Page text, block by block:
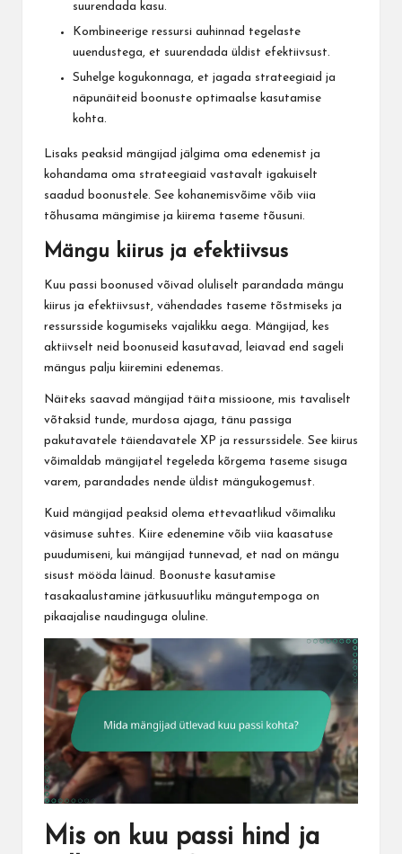
suurendada kasu.
Kombineerige ressursi auhinnad tegelaste
uuendustega, et suurendada üldist efektiivsust.
Suhelge kogukonnaga, et jagada strateegiaid ja
näpunäiteid boonuste optimaalse kasutamise
kohta.
Lisaks peaksid mängijad jälgima oma edenemist ja
kohandama oma strateegiaid vastavalt igakuiselt
saadud boonustele. See kohanemisvõime võib viia
tõhusama mängimise ja kiirema taseme tõusuni.
Mängu kiirus ja efektiivsus
Kuu passi boonused võivad oluliselt parandada mängu
kiirus ja efektiivsust, vähendades taseme tõstmiseks ja
ressursside kogumiseks vajalikku aega. Mängijad, kes
aktiivselt neid boonuseid kasutavad, leiavad end sageli
mängus palju kiiremini edenemas.
Näiteks saavad mängijad täita missioone, mis tavaliselt
võtaksid tunde, murdosa ajaga, tänu passiga
pakutavatele täiendavatele XP ja ressurssidele. See kiirus
võimaldab mängijatel tegeleda kõrgema taseme sisuga
varem, parandades nende üldist mängukogemust.
Kuid mängijad peaksid olema ettevaatlikud võimaliku
väsimuse suhtes. Kiire edenemine võib viia kaasatuse
puudumiseni, kui mängijad tunnevad, et nad on mängu
sisust mööda läinud. Boonuste kasutamise
tasakaalustamine jätkusuutliku mängutempoga on
pikaajalise naudinguga oluline.
Mis on kuu passi hind ja